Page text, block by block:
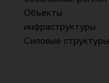
Объекты
инфраструктуры
Силовые структуры